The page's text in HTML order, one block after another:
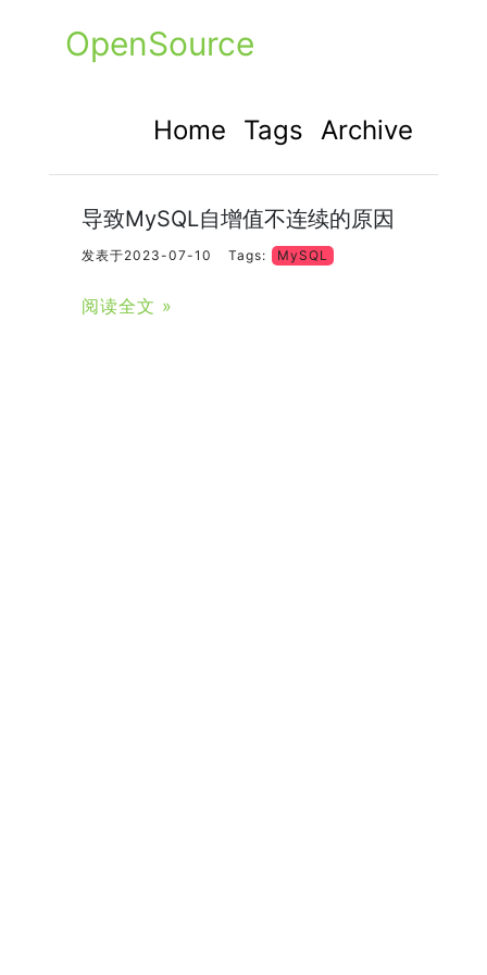
OpenSource
Home Tags Archive
导致MySQL自增值不连续的原因
发表于2023-07-10 Tags: MySQL
阅读全文 »